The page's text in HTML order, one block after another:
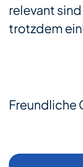
relevant
trotzdem
Freundliche